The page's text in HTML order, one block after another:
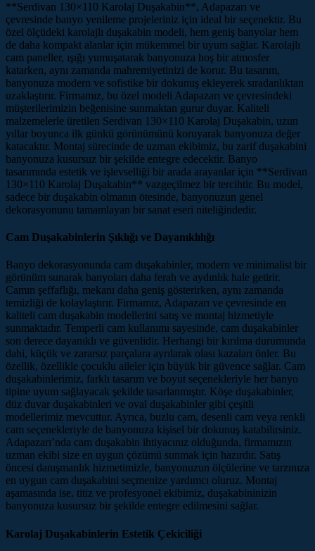
**Serdivan 130×110 Karolaj Duşakabin**, Adapazarı ve
çevresinde banyo yenileme projeleriniz için ideal bir seçenektir. Bu
özel ölçüdeki karolajlı duşakabin modeli, hem geniş banyolar hem
de daha kompakt alanlar için mükemmel bir uyum sağlar. Karolajlı
cam paneller, ışığı yumuşatarak banyonuza hoş bir atmosfer
katarken, aynı zamanda mahremiyetinizi de korur. Bu tasarım,
banyonuza modern ve sofistike bir dokunuş ekleyerek sıradanlıktan
uzaklaştırır. Firmamız, bu özel modeli Adapazarı ve çevresindeki
müşterilerimizin beğenisine sunmaktan gurur duyar. Kaliteli
malzemelerle üretilen Serdivan 130×110 Karolaj Duşakabin, uzun
yıllar boyunca ilk günkü görünümünü koruyarak banyonuza değer
katacaktır. Montaj sürecinde de uzman ekibimiz, bu zarif duşakabini
banyonuza kusursuz bir şekilde entegre edecektir. Banyo
tasarımında estetik ve işlevselliği bir arada arayanlar için **Serdivan
130×110 Karolaj Duşakabin** vazgeçilmez bir tercihtir. Bu model,
sadece bir duşakabin olmanın ötesinde, banyonuzun genel
dekorasyonunu tamamlayan bir sanat eseri niteliğindedir.
Cam Duşakabinlerin Şıklığı ve Dayanıklılığı
Banyo dekorasyonunda cam duşakabinler, modern ve minimalist bir
görünüm sunarak banyoları daha ferah ve aydınlık hale getirir.
Camın şeffaflığı, mekanı daha geniş gösterirken, aynı zamanda
temizliği de kolaylaştırır. Firmamız, Adapazarı ve çevresinde en
kaliteli cam duşakabin modellerini satış ve montaj hizmetiyle
sunmaktadır. Temperli cam kullanımı sayesinde, cam duşakabinler
son derece dayanıklı ve güvenlidir. Herhangi bir kırılma durumunda
dahi, küçük ve zararsız parçalara ayrılarak olası kazaları önler. Bu
özellik, özellikle çocuklu aileler için büyük bir güvence sağlar. Cam
duşakabinlerimiz, farklı tasarım ve boyut seçenekleriyle her banyo
tipine uyum sağlayacak şekilde tasarlanmıştır. Köşe duşakabinler,
düz duvar duşakabinleri ve oval duşakabinler gibi çeşitli
modellerimiz mevcuttur. Ayrıca, buzlu cam, desenli cam veya renkli
cam seçenekleriyle de banyonuza kişisel bir dokunuş katabilirsiniz.
Adapazarı’nda cam duşakabin ihtiyacınız olduğunda, firmamızın
uzman ekibi size en uygun çözümü sunmak için hazırdır. Satış
öncesi danışmanlık hizmetimizle, banyonuzun ölçülerine ve tarzınıza
en uygun cam duşakabini seçmenize yardımcı oluruz. Montaj
aşamasında ise, titiz ve profesyonel ekibimiz, duşakabininizin
banyonuza kusursuz bir şekilde entegre edilmesini sağlar.
Karolaj Duşakabinlerin Estetik Çekiciliği